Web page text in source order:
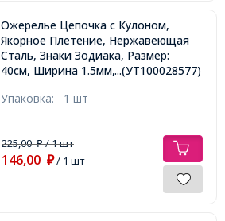
Ожерелье Цепочка с Кулоном,
Якорное Плетение, Нержавеющая
Сталь, Знаки Зодиака, Размер:
40см, Ширина 1.5мм, Кулон:...(УТ100028577)
Упаковка: 1 шт
225,00₽/ 1 шт
146,00 ₽/ 1 шт